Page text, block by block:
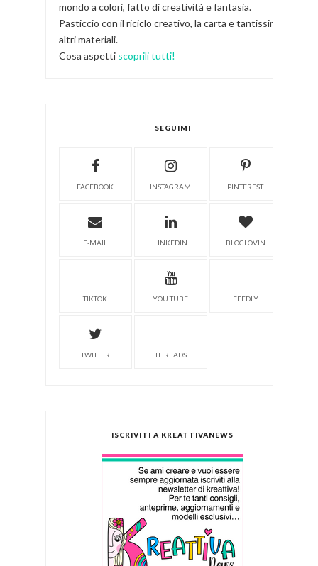
mondo a colori, fatto di creatività e fantasia.
Pasticcio con il riciclo creativo, la carta e tantissimi
altri materiali.
Cosa aspetti scoprili tutti!
SEGUIMI
FACEBOOK INSTAGRAM PINTEREST
E-MAIL LINKEDIN BLOGLOVIN
TIKTOK YOU TUBE FEEDLY
TWITTER THREADS
ISCRIVITI A KREATTIVANEWS